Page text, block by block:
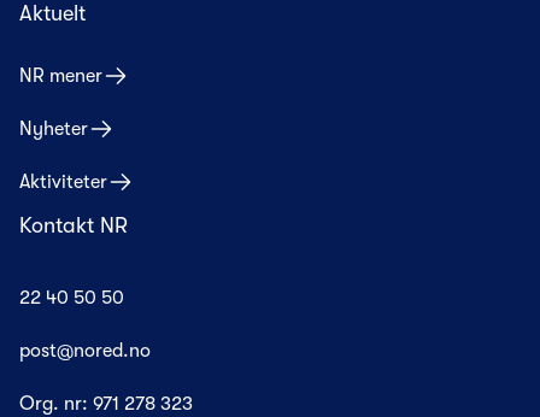
Aktuelt
NR mener
Nyheter
Aktiviteter
Kontakt NR
22 40 50 50
post@nored.no
Org. nr: 971 278 323